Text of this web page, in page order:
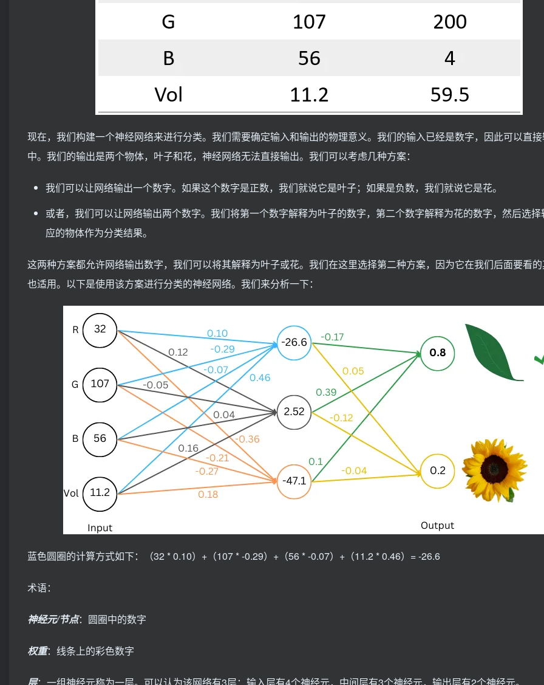
现在，我们构建一个神经网络来进行分类。我们需要确定输入和输出的物理意义。我们的输入已经是数字，因此可以直
中。我们的输出是两个物体，叶子和花，神经网络无法直接输出。我们可以考虑几种方案：
我们可以让网络输出一个数字。如果这个数字是正数，我们就说它是叶子；如果是负数，我们就说它是花。
或者，我们可以让网络输出两个数字。我们将第一个数字解释为叶子的数字，第二个数字解释为花的数字，然后选
应的物体作为分类结果。
这两种方案都允许网络输出数字，我们可以将其解释为叶子或花。我们在这里选择第二种方案，因为它在我们后面要看
也适用。以下是使用该方案进行分类的神经网络。我们来分析一下：
蓝色圆圈的计算方式如下：（32 * 0.10）+（107 * -0.29）+（56 * -0.07）+（11.2 * 0.46）= -26.6
术语：
神经元/节点：圆圈中的数字
权重：线条上的彩色数字